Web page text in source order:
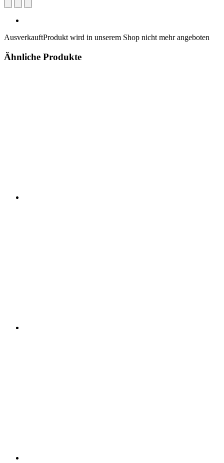
AusverkauftProdukt wird in unserem Shop nicht mehr angeboten
Ähnliche Produkte